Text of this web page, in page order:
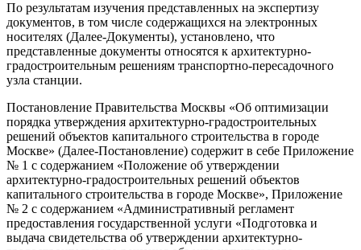
По результатам изучения представленных на экспертизу
документов, в том числе содержащихся на электронных
носителях (Далее-Документы), установлено, что
представленные документы относятся к архитектурно-
градостроительным решениям транспортно-пересадочного
узла станции.
Постановление Правительства Москвы «Об оптимизации
порядка утверждения архитектурно-градостроительных
решений объектов капитального строительства в городе
Москве» (Далее-Постановление) содержит в себе Приложение
№ 1 с содержанием «Положение об утверждении
архитектурно-градостроительных решений объектов
капитального строительства в городе Москве», Приложение
№ 2 с содержанием «Административный регламент
предоставления государственной услуги «Подготовка и
выдача свидетельства об утверждении архитектурно-